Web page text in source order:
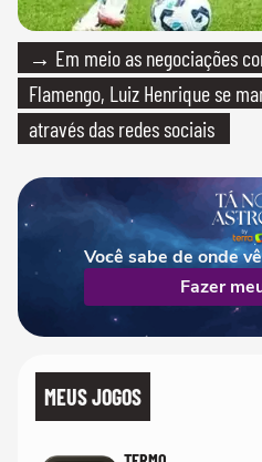
→ Em meio as negociações
Flamengo, Luiz Henrique se
através das redes sociais
Você sabe de onde
Fazer
MEUS JOGOS